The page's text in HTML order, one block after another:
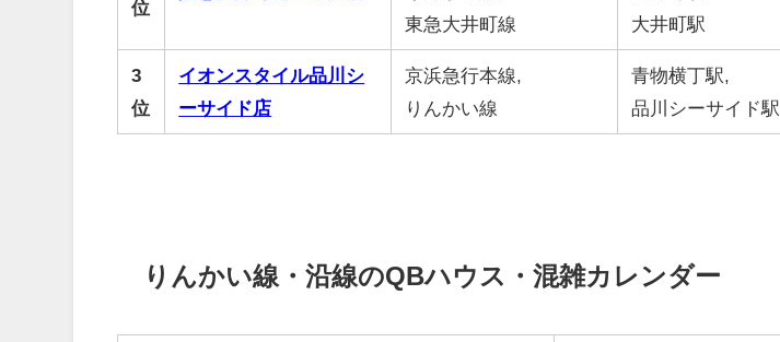
位
東急大井町線
大井町駅
3
位
イオンスタイル品川シ
ーサイド店
京浜急行本線,
りんかい線
青物横丁駅,
品川シーサイド駅
りんかい線・沿線のQBハウス・混雑カレンダー